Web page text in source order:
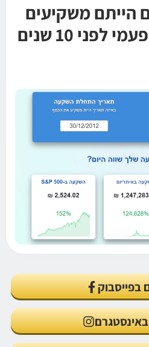
הייתם משקיעים
1,000 ש"ח חד פעמי לפני 10 שנים
בפייסבוק